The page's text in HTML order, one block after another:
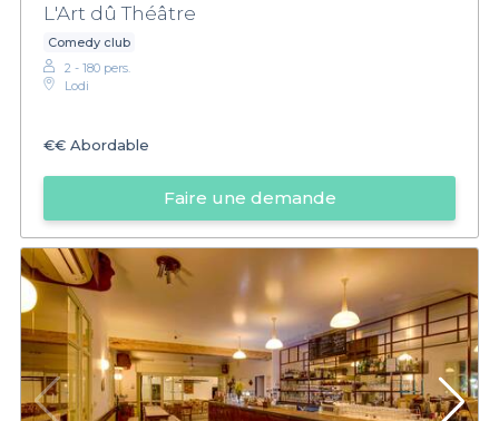
L'Art dû Théâtre
Comedy club
2 - 180 pers.
Lodi
€€ Abordable
Faire une demande